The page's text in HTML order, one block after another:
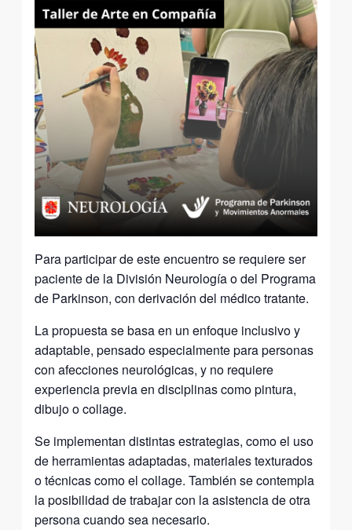
Para participar de este encuentro se requiere ser
paciente de la División Neurología o del Programa
de Parkinson, con derivación del médico tratante.
La propuesta se basa en un enfoque inclusivo y
adaptable, pensado especialmente para personas
con afecciones neurológicas, y no requiere
experiencia previa en disciplinas como pintura,
dibujo o collage.
Se implementan distintas estrategias, como el uso
de herramientas adaptadas, materiales texturados
o técnicas como el collage. También se contempla
la posibilidad de trabajar con la asistencia de otra
persona cuando sea necesario.